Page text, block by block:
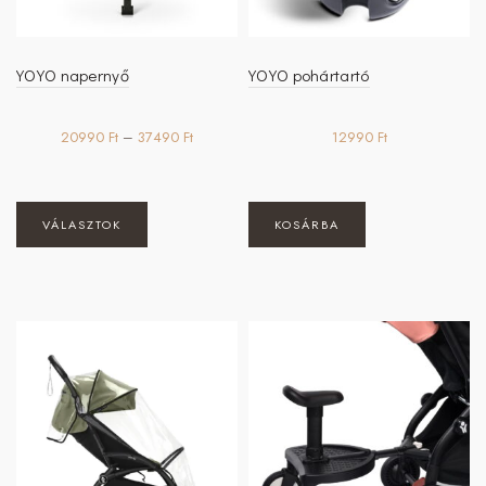
YOYO napernyő
20990 Ft – 37490 FtÁrtartomány:
VÁLASZTOK
választhatók
YOYO pohártartó
12990 Ft
KOSÁRBA